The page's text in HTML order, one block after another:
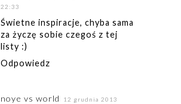
22:33
Świetne inspiracje, chyba sama
za życzę sobie czegoś z tej
listy :)
Odpowiedz
noye vs world
12 grudnia 2013